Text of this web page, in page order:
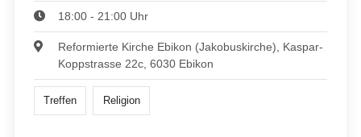
18:00 - 21:00 Uhr
Reformierte Kirche Ebikon (Jakobuskirche), Kaspar-
Koppstrasse 22c, 6030 Ebikon
Treffen Religion